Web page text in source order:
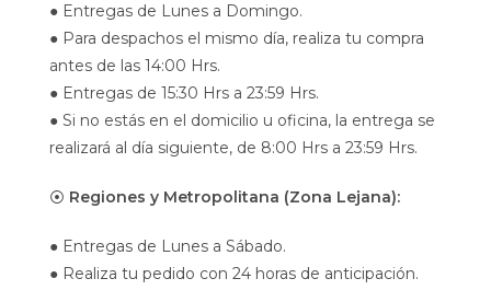
● Entregas de Lunes a Domingo.
● Para despachos el mismo día, realiza tu compra
antes de las 14:00 Hrs.
● Entregas de 15:30 Hrs a 23:59 Hrs.
● Si no estás en el domicilio u oficina, la entrega se
realizará al día siguiente, de 8:00 Hrs a 23:59 Hrs.
⦿ Regiones y Metropolitana (Zona Lejana):
● Entregas de Lunes a Sábado.
● Realiza tu pedido con 24 horas de anticipación.